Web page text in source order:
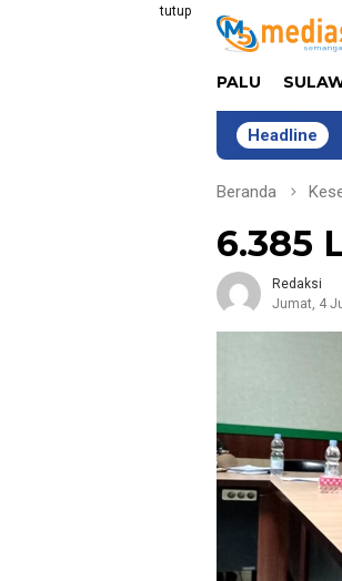
tutup
PALU
Headline
Beranda
6.385
Redaksi
Jumat, 4